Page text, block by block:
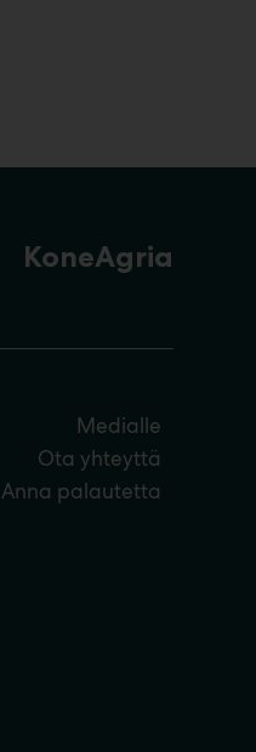
KoneAgria
Medialle
Ota yhteyttä
Anna palautetta